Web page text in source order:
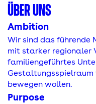
ÜBER UNS
Ambition
Wir sind das führende
mit starker regionaler
familiengeführtes
Gestaltungsspielraum
bewegen wollen.
Purpose